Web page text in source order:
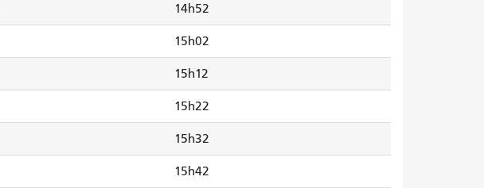
14h52
15h02
15h12
15h22
15h32
15h42